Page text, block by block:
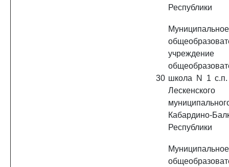
Республики
30
учреждение
школа N 1 с.п.
Лескенского
Кабардино-
Республики